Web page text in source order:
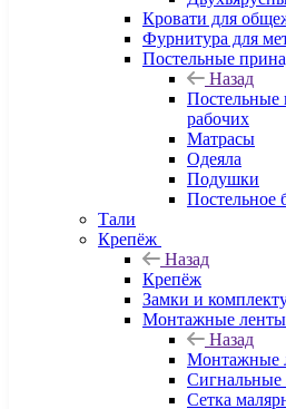
Кровати для
Фурнитура для
Постельные
Назад
Постельные
рабочих
Матрасы
Одеяла
Подушки
Постельное
Тали
Крепёж
Назад
Крепёж
Замки и
Монтажные ленты
Назад
Монтажные
Сигнальные
Сетка